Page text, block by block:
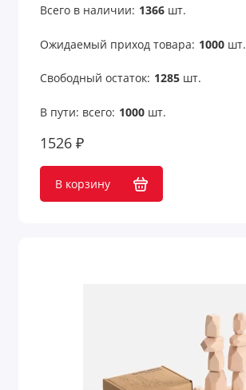
Всего в наличии: 1366шт.
Ожидаемый приход товара: 1000шт.
Свободный остаток: 1285шт.
В пути: всего: 1000шт.
1526 ₽
В корзину